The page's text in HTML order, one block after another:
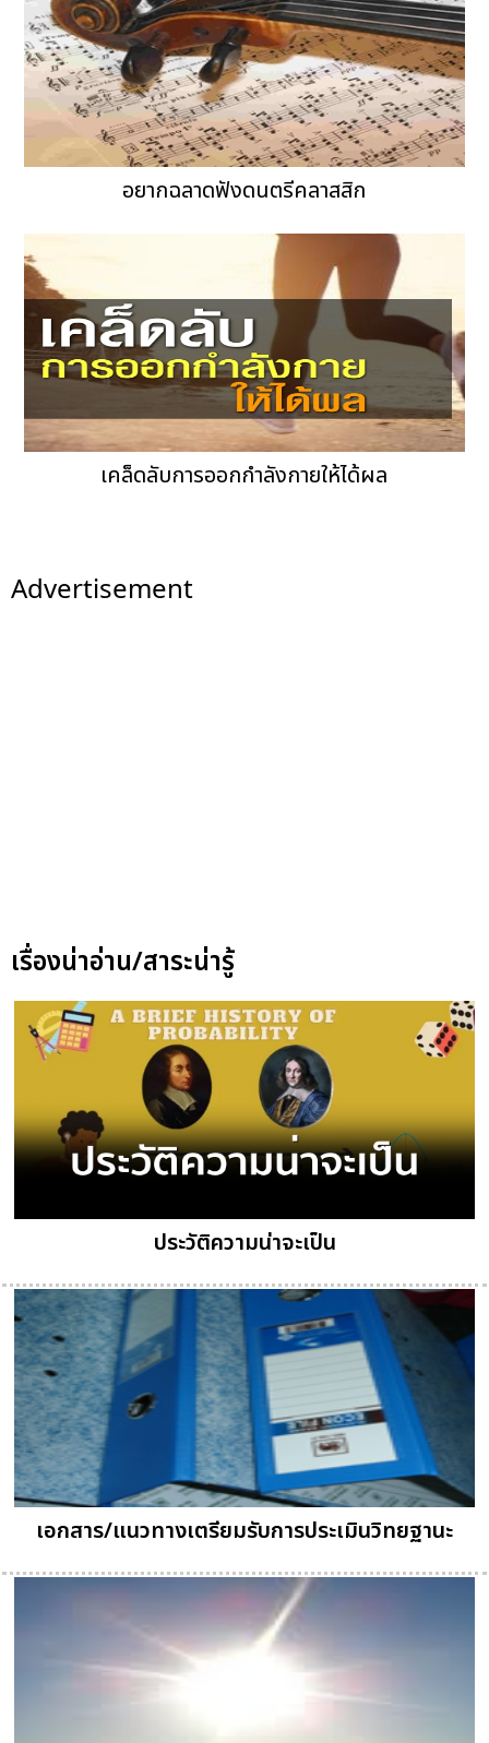
อยากฉลาดฟังดนตรีคลาสสิก
เคล็ดลับการออกกำลังกายให้ได้ผล
Advertisement
เรื่องน่าอ่าน/สาระน่ารู้
ประวัติความน่าจะเป็น
เอกสาร/แนวทางเตรียมรับการประเมินวิทยฐานะ